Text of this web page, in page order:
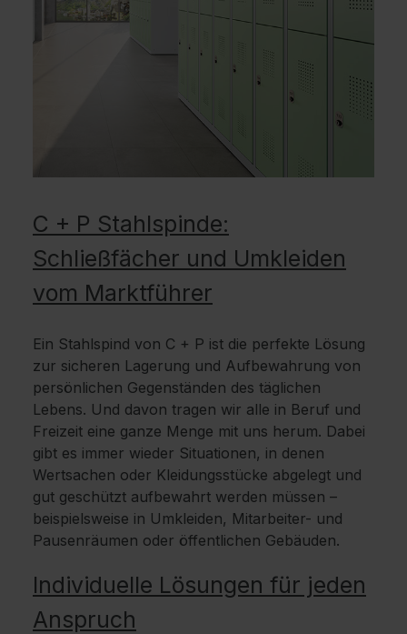
C + P Stahlspinde:
Schließfächer und Umkleiden
vom Marktführer
Ein Stahlspind von C + P ist die perfekte Lösung
zur sicheren Lagerung und Aufbewahrung von
persönlichen Gegenständen des täglichen
Lebens. Und davon tragen wir alle in Beruf und
Freizeit eine ganze Menge mit uns herum. Dabei
gibt es immer wieder Situationen, in denen
Wertsachen oder Kleidungsstücke abgelegt und
gut geschützt aufbewahrt werden müssen –
beispielsweise in Umkleiden, Mitarbeiter- und
Pausenräumen oder öffentlichen Gebäuden.
Individuelle Lösungen für jeden
Anspruch